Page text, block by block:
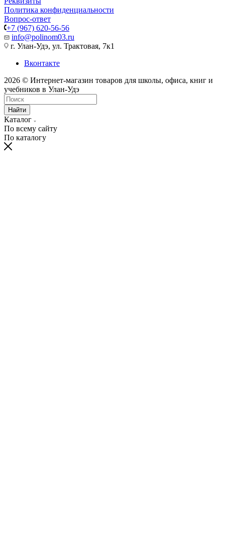
Политика конфиденциальности
Вопрос-ответ
+7 (967) 620-56-56
info@polinom03.ru
г. Улан-Удэ, ул. Трактовая, 7к1
Вконтакте
2026 © Интернет-магазин товаров для школы, офиса, книг и
учебников в Улан-Удэ
Найти
Каталог
По всему сайту
По каталогу